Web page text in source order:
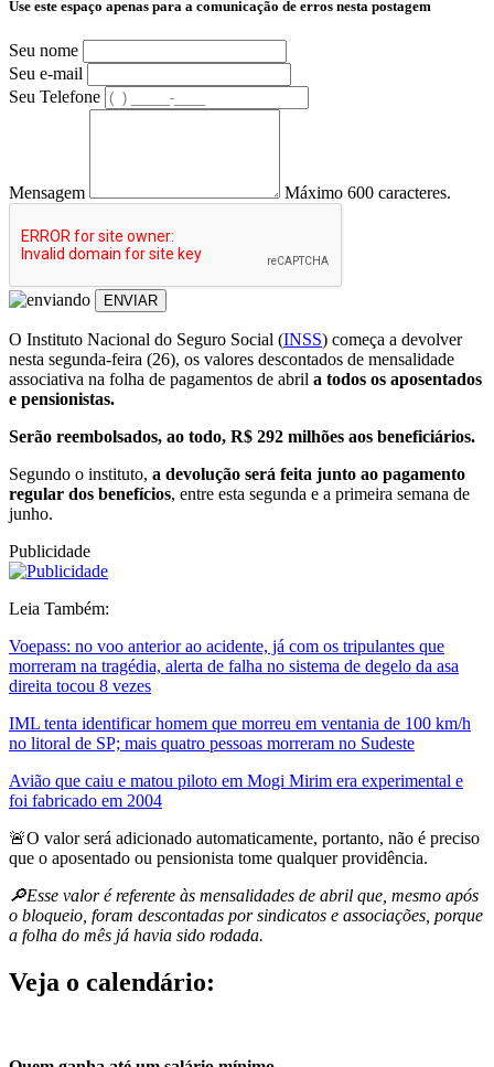
Use este espaço apenas para a comunicação de erros nesta postagem
Seu nome
Seu e-mail
Seu Telefone
Mensagem Máximo 600 caracteres.
ENVIAR
O Instituto Nacional do Seguro Social (INSS) começa a devolver
nesta segunda-feira (26), os valores descontados de mensalidade
associativa na folha de pagamentos de abril a todos os aposentados
e pensionistas.
Serão reembolsados, ao todo, R$ 292 milhões aos beneficiários.
Segundo o instituto, a devolução será feita junto ao pagamento
regular dos benefícios, entre esta segunda e a primeira semana de
junho.
Publicidade
Leia Também:
Voepass: no voo anterior ao acidente, já com os tripulantes que
morreram na tragédia, alerta de falha no sistema de degelo da asa
direita tocou 8 vezes
IML tenta identificar homem que morreu em ventania de 100 km/h
no litoral de SP; mais quatro pessoas morreram no Sudeste
Avião que caiu e matou piloto em Mogi Mirim era experimental e
foi fabricado em 2004
🚨O valor será adicionado automaticamente, portanto, não é preciso
que o aposentado ou pensionista tome qualquer providência.
🔎Esse valor é referente às mensalidades de abril que, mesmo após
o bloqueio, foram descontadas por sindicatos e associações, porque
a folha do mês já havia sido rodada.
Veja o calendário: